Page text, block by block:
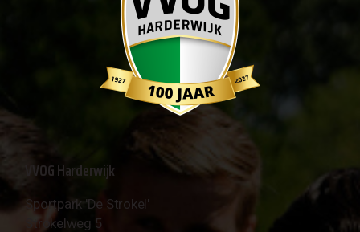
VVOG Harderwijk
Sportpark 'De Strokel'
Strokelweg 5